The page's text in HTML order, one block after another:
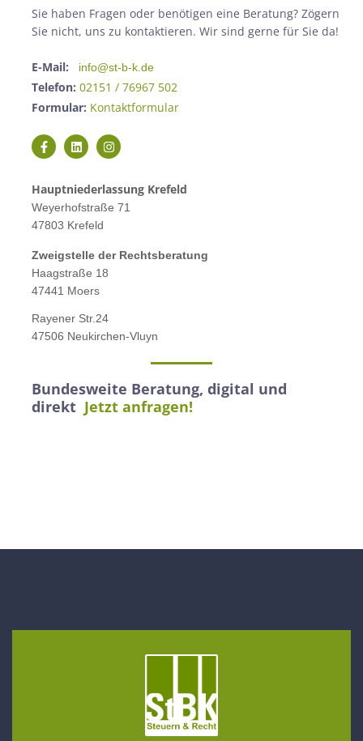
Sie haben Fragen oder benötigen eine Beratung? Zögern
Sie nicht, uns zu kontaktieren. Wir sind gerne für Sie da!
E-Mail: info@st-b-k.de
Telefon: 02151 / 76967 502
Formular: Kontaktformular
Hauptniederlassung Krefeld
Weyerhofstraße 71
47803 Krefeld
Zweigstelle der Rechtsberatung
Haagstraße 18
47441 Moers
Rayener Str.24
47506 Neukirchen-Vluyn
Bundesweite Beratung, digital und
direkt Jetzt anfragen!